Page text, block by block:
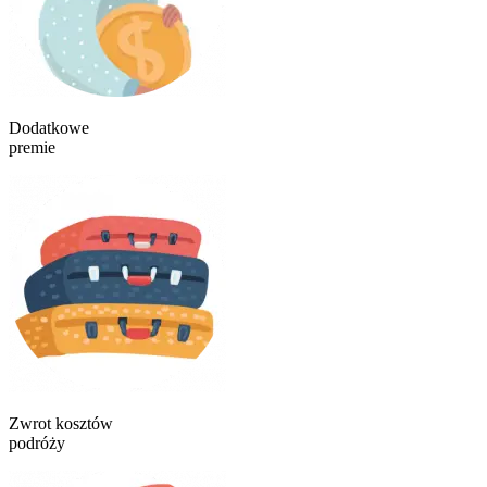
Dodatkowe
premie
Zwrot kosztów
podróży